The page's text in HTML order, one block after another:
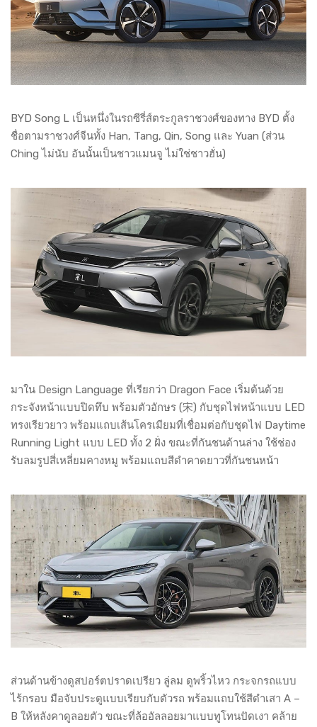
BYD Song L เป็นหนึ่งในรถซีรี่ส์ตระกูลราชวงศ์ของทาง BYD ตั้ง
ชื่อตามราชวงศ์จีนทั้ง Han, Tang, Qin, Song และ Yuan (ส่วน
Ching ไม่นับ อันนั้นเป็นชาวแมนจู ไม่ใช่ชาวฮั่น)
มาใน Design Language ที่เรียกว่า Dragon Face เริ่มต้นด้วย
กระจังหน้าแบบปิดทึบ พร้อมตัวอักษร (宋) กับชุดไฟหน้าแบบ LED
ทรงเรียวยาว พร้อมแถบเส้นโครเมียมที่เชื่อมต่อกับชุดไฟ Daytime
Running Light แบบ LED ทั้ง 2 ฝั่ง ขณะที่กันชนด้านล่าง ใช้ช่อง
รับลมรูปสี่เหลี่ยมคางหมู พร้อมแถบสีดำคาดยาวที่กันชนหน้า
ส่วนด้านข้างดูสปอร์ตปราดเปรียว ลู่ลม ดูพริ้วไหว กระจกรถแบบ
ไร้กรอบ มือจับประตูแบบเรียบกับตัวรถ พร้อมแถบใช้สีดำเสา A –
B ให้หลังคาดูลอยตัว ขณะที่ล้ออัลลอยมาแบบทูโทนปัดเงา คล้าย